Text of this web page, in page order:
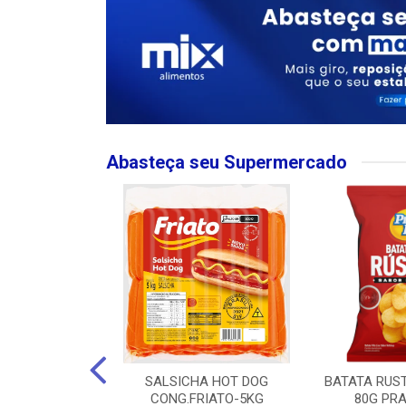
Abasteça seu Supermercado
SALSICHA HOT DOG
CONG.FRIATO-5KG
BATATA
80G